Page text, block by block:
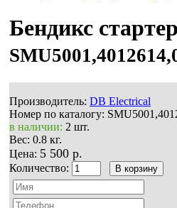
Бендикс
Производитель: DB Electrical
Номер по каталогу:
в наличии: 2 шт.
Вес: 0.8 кг.
Цена: 5 500 р.
Количество: